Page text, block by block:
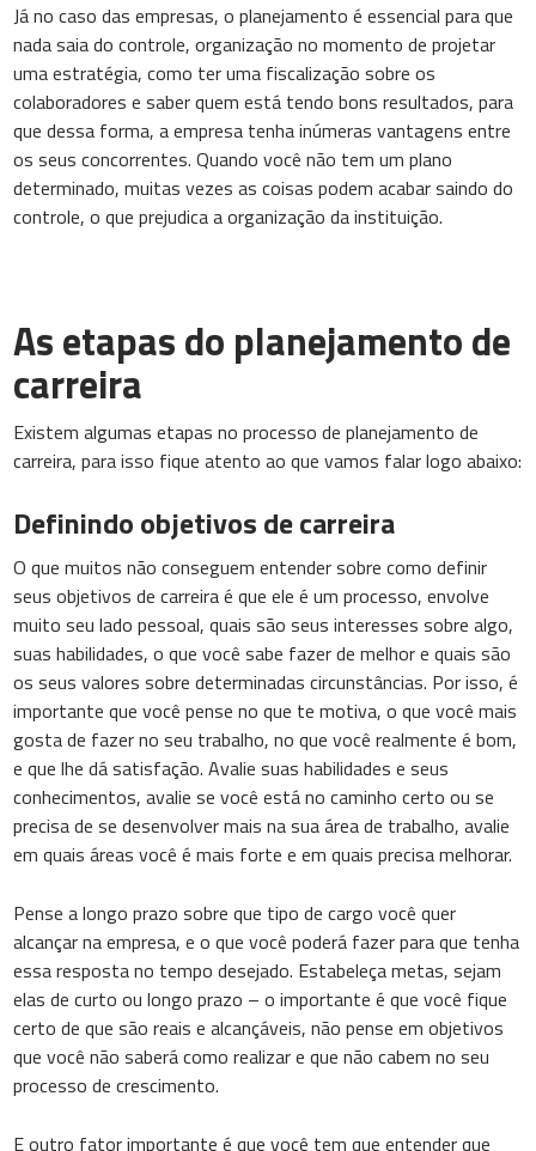
Já no caso das empresas, o planejamento é essencial para que
nada saia do controle, organização no momento de projetar
uma estratégia, como ter uma fiscalização sobre os
colaboradores e saber quem está tendo bons resultados, para
que dessa forma, a empresa tenha inúmeras vantagens entre
os seus concorrentes. Quando você não tem um plano
determinado, muitas vezes as coisas podem acabar saindo do
controle, o que prejudica a organização da instituição.
As etapas do planejamento de
carreira
Existem algumas etapas no processo de planejamento de
carreira, para isso fique atento ao que vamos falar logo abaixo:
Definindo objetivos de carreira
O que muitos não conseguem entender sobre como definir
seus objetivos de carreira é que ele é um processo, envolve
muito seu lado pessoal, quais são seus interesses sobre algo,
suas habilidades, o que você sabe fazer de melhor e quais são
os seus valores sobre determinadas circunstâncias. Por isso, é
importante que você pense no que te motiva, o que você mais
gosta de fazer no seu trabalho, no que você realmente é bom,
e que lhe dá satisfação. Avalie suas habilidades e seus
conhecimentos, avalie se você está no caminho certo ou se
precisa de se desenvolver mais na sua área de trabalho, avalie
em quais áreas você é mais forte e em quais precisa melhorar.
Pense a longo prazo sobre que tipo de cargo você quer
alcançar na empresa, e o que você poderá fazer para que tenha
essa resposta no tempo desejado. Estabeleça metas, sejam
elas de curto ou longo prazo – o importante é que você fique
certo de que são reais e alcançáveis, não pense em objetivos
que você não saberá como realizar e que não cabem no seu
processo de crescimento.
E outro fator importante é que você tem que entender que